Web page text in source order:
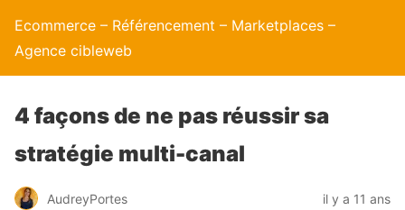
Ecommerce – Référencement – Marketplaces –
Agence cibleweb
4 façons de ne pas réussir sa
stratégie multi-canal
AudreyPortes il y a 11 ans